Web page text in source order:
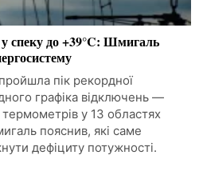
у спеку до +39°C: Шмигаль
пік рекордної
графіка відключень —
у 13 областях
пояснив, які саме
дефіциту потужності.